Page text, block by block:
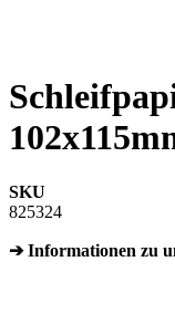
SKU
825324
➔ Informationen zu